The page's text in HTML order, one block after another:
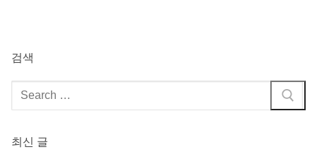
검색
검
최신 글